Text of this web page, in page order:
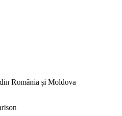
România și Moldova